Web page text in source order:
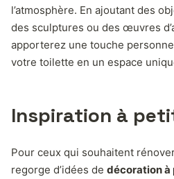
l’atmosphère. En ajoutant des
des sculptures ou des œuvres
apporterez une touche
votre toilette en un espace
Inspiration à
Pour ceux qui souhaitent
regorge d’idées de décoration à